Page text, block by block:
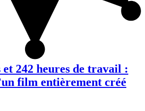
et 242 heures de travail :
film entièrement créé